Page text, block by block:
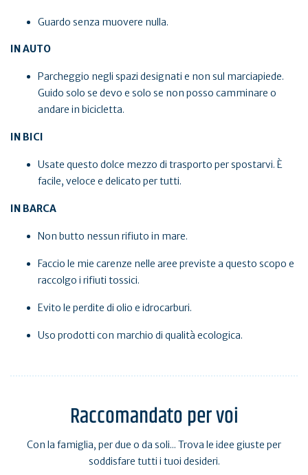
Guardo senza muovere nulla.
IN AUTO
Parcheggio negli spazi designati e non sul marciapiede.
Guido solo se devo e solo se non posso camminare o
andare in bicicletta.
IN BICI
Usate questo dolce mezzo di trasporto per spostarvi. È
facile, veloce e delicato per tutti.
IN BARCA
Non butto nessun rifiuto in mare.
Faccio le mie carenze nelle aree previste a questo scopo e
raccolgo i rifiuti tossici.
Evito le perdite di olio e idrocarburi.
Uso prodotti con marchio di qualità ecologica.
Raccomandato per voi
Con la famiglia, per due o da soli... Trova le idee giuste per
soddisfare tutti i tuoi desideri.